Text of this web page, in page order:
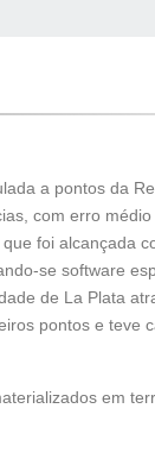
a pontos da
com erro
foi alcançada
se software
de La Plata
pontos e teve
em